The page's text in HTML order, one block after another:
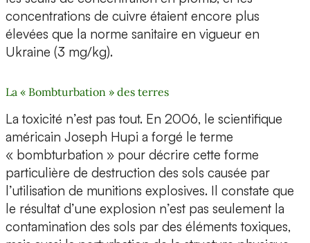
concentrations de cuivre étaient encore plus
élevées que la norme sanitaire en vigueur en
Ukraine (3 mg/kg).
La « Bombturbation » des terres
La toxicité n’est pas tout. En 2006, le scientifique
américain Joseph Hupi a forgé le terme
« bombturbation » pour décrire cette forme
particulière de destruction des sols causée par
l’utilisation de munitions explosives. Il constate que
le résultat d’une explosion n’est pas seulement la
contamination des sols par des éléments toxiques,